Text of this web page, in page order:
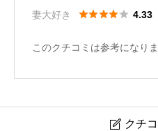
妻大好き
 4.33
このクチコミは参考になり
 クチ